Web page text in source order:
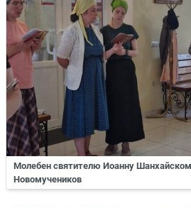
Молебен святителю Иоанну
Новомучеников